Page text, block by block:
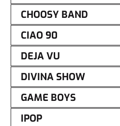
CHOOSY BAND
CIAO 90
DEJA VU
DIVINA SHOW
GAME BOYS
IPOP